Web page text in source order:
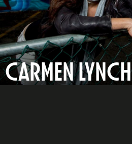
CARMEN LYNCH